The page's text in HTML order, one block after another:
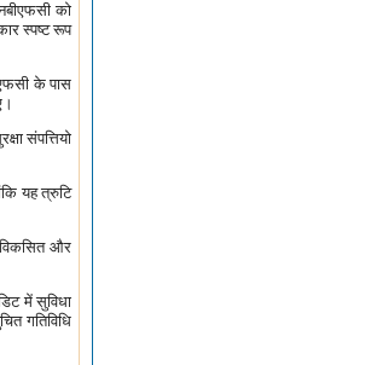
को
स्पष्ट रूप
के पास
संपत्तियो
यह त्रुटि
और
में सुविधा
गतिविधि